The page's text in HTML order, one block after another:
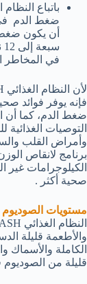
ضغط الدم
أن يكون
في المخاطر
فإنه يوفر فوائد
التوصيات
وأمراض القلب
برنامج لانقاص
الكيلوجرامات
صحية أكثر .
مستويات الصوديوم
والأطعمة قليلة
الكاملة والأسماك
قليلة من الصوديوم